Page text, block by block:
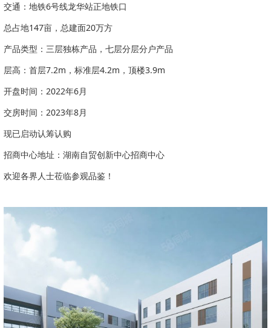
交通：地铁6号线龙华站正地铁口
总占地147亩，总建面20万方
产品类型：三层独栋产品，七层分层分户产品
层高：首层7.2m，标准层4.2m，顶楼3.9m
开盘时间：2022年6月
交房时间：2023年8月
现已启动认筹认购
招商中心地址：湖南自贸创新中心招商中心
欢迎各界人士莅临参观品鉴！